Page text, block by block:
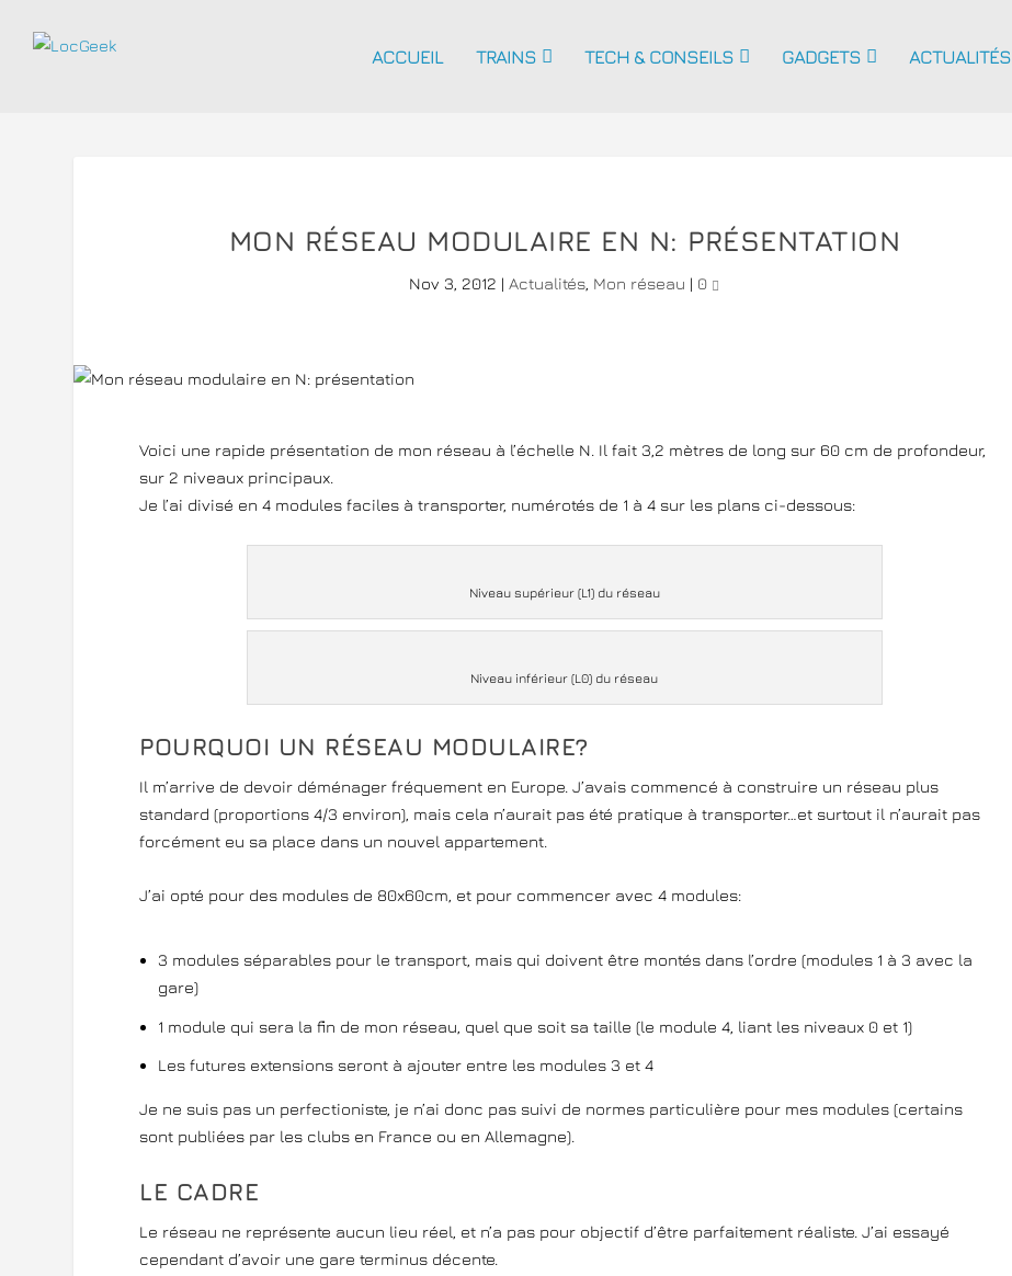
ACCUEIL TRAINS TECH & CONSEILS GADGETS ACTUALITÉS
MON RÉSEAU MODULAIRE EN N: PRÉSENTATION
Nov 3, 2012 |Actualités, Mon réseau | 0
Voici une rapide présentation de mon réseau à l’échelle N. Il fait 3,2 mètres de long sur 60 cm de profondeur,
sur 2 niveaux principaux.
Je l’ai divisé en 4 modules faciles à transporter, numérotés de 1 à 4 sur les plans ci-dessous:
Niveau supérieur (L1) du réseau
Niveau inférieur (L0) du réseau
POURQUOI UN RÉSEAU MODULAIRE?
Il m’arrive de devoir déménager fréquement en Europe. J’avais commencé à construire un réseau plus
standard (proportions 4/3 environ), mais cela n’aurait pas été pratique à transporter…et surtout il n’aurait pas
forcément eu sa place dans un nouvel appartement.
J’ai opté pour des modules de 80x60cm, et pour commencer avec 4 modules:
3 modules séparables pour le transport, mais qui doivent être montés dans l’ordre (modules 1 à 3 avec la
gare)
1 module qui sera la fin de mon réseau, quel que soit sa taille (le module 4, liant les niveaux 0 et 1)
Les futures extensions seront à ajouter entre les modules 3 et 4
Je ne suis pas un perfectioniste, je n’ai donc pas suivi de normes particulière pour mes modules (certains
sont publiées par les clubs en France ou en Allemagne).
LE CADRE
Le réseau ne représente aucun lieu réel, et n’a pas pour objectif d’être parfaitement réaliste. J’ai essayé
cependant d’avoir une gare terminus décente.